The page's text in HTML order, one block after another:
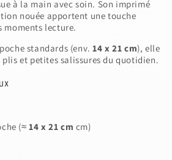
à la main avec soin. Son imprimé
nouée apportent une touche
moments lecture.
standards (env.14 x 21 cm), elle
plis et petites salissures du quotidien.
(≈14 x 21 cm cm)